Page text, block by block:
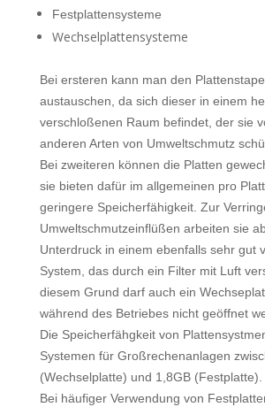
Festplattensysteme
Wechselplattensysteme
Bei ersteren kann man den
austauschen, da sich dieser in einem
verschloßenen Raum befindet, der sie
anderen Arten von Umweltschmutz
Bei zweiteren können die Platten
sie bieten dafür im allgemeinen pro
geringere Speicherfähigkeit. Zur
Umweltschmutzeinflüßen arbeiten sie
Unterdruck in einem ebenfalls sehr gut
System, das durch ein Filter mit Luft
diesem Grund darf auch ein
während des Betriebes nicht geöffnet
Die Speicherfähgkeit von
Systemen für Großrechenanlagen
(Wechselplatte) und 1,8GB (Festplatte).
Bei häufiger Verwendung von